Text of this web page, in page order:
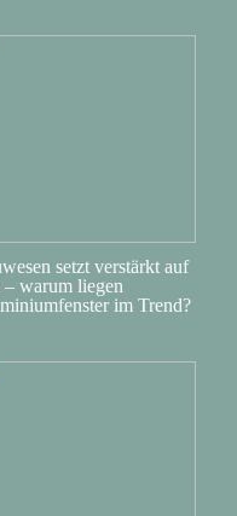
setzt verstärkt auf
warum liegen
im Trend?